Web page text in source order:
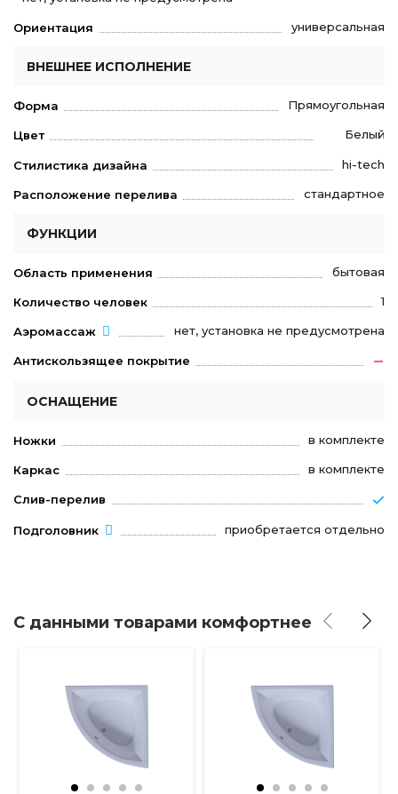
Ориентация универсальная
ВНЕШНЕЕ ИСПОЛНЕНИЕ
Форма Прямоугольная
Цвет Белый
Стилистика дизайна hi-tech
Расположение перелива стандартное
ФУНКЦИИ
Область применения бытовая
Количество человек 1
Аэромассаж нет, установка не предусмотрена
Антискользящее покрытие
ОСНАЩЕНИЕ
Ножки в комплекте
Каркас в комплекте
Слив-перелив
Подголовник приобретается отдельно
С данными товарами комфортнее